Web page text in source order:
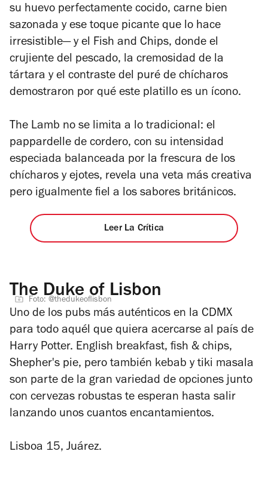
su huevo perfectamente cocido, carne bien
sazonada y ese toque picante que lo hace
irresistible— y el Fish and Chips, donde el
crujiente del pescado, la cremosidad de la
tártara y el contraste del puré de chícharos
demostraron por qué este platillo es un ícono.
The Lamb no se limita a lo tradicional: el
pappardelle de cordero, con su intensidad
especiada balanceada por la frescura de los
chícharos y ejotes, revela una veta más creativa
pero igualmente fiel a los sabores británicos.
Leer La Crítica
The Duke of Lisbon
Foto: @thedukeoflisbon
Uno de los pubs más auténticos en la CDMX
para todo aquél que quiera acercarse al país de
Harry Potter. English breakfast, fish & chips,
Shepher's pie, pero también kebab y tiki masala
son parte de la gran variedad de opciones junto
con cervezas robustas te esperan hasta salir
lanzando unos cuantos encantamientos.
Lisboa 15, Juárez.